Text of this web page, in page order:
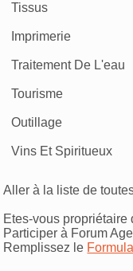
Tissus
Imprimerie
Traitement De L'eau
Tourisme
Outillage
Vins Et Spiritueux
Aller à la liste de
Etes-vous
Participer à Forum
Remplissez le